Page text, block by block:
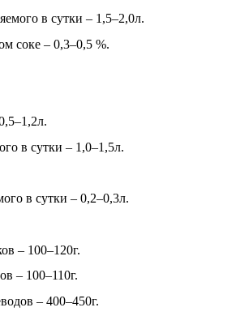
в сутки – 1,5–2,0л.
соке – 0,3–0,5 %.
в сутки – 1,0–1,5л.
в сутки – 0,2–0,3л.
– 100–120г.
– 100–110г.
– 400–450г.